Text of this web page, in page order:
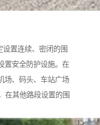
置连续、密闭的围
置安全防护设施。在
场、码头、车站广场
在其他路段设置的围